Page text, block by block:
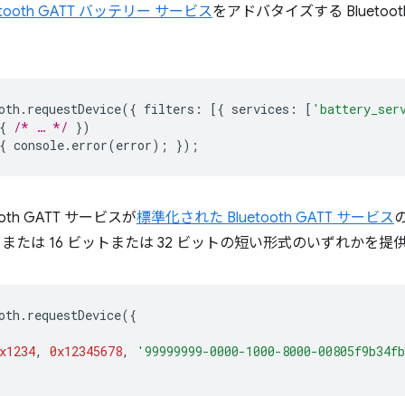
GATT バッテリー サービスをアドバタイズする
. requestDevice({ filters : [{ services : [
{ /* … */ })
{ console. error(error); });
GATT サービスが標準化された Bluetooth GATT サービス
たは 16 ビットまたは 32 ビットの短い形式のいずれかを提
. requestDevice({
, 0x12345678, '99999999-0000-1000-8000-